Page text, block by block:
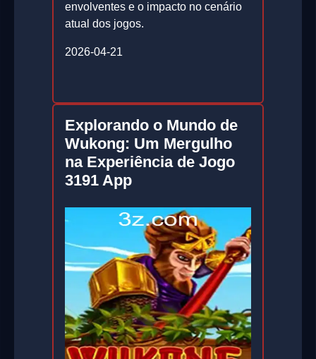
envolventes e o impacto no cenário
atual dos jogos.
2026-04-21
Explorando o Mundo de
Wukong: Um Mergulho
na Experiência de Jogo
3191 App